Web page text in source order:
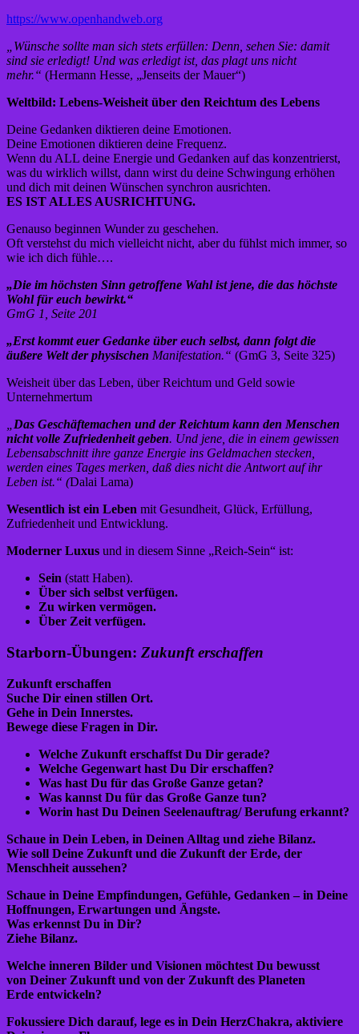
https://www.openhandweb.org
„Wünsche sollte man sich stets erfüllen: Denn, sehen Sie: damit
sind sie erledigt! Und was erledigt ist, das plagt uns nicht
mehr.“ (Hermann Hesse, „Jenseits der Mauer“)
Weltbild: Lebens-Weisheit über den Reichtum des Lebens
Deine Gedanken diktieren deine Emotionen.
Deine Emotionen diktieren deine Frequenz.
Wenn du ALL deine Energie und Gedanken auf das konzentrierst,
was du wirklich willst, dann wirst du deine Schwingung erhöhen
und dich mit deinen Wünschen synchron ausrichten.
ES IST ALLES AUSRICHTUNG.
Genauso beginnen Wunder zu geschehen.
Oft verstehst du mich vielleicht nicht, aber du fühlst mich immer, so
wie ich dich fühle….
„Die im höchsten Sinn getroffene Wahl ist jene, die das höchste
Wohl für euch bewirkt.“
GmG 1, Seite 201
„Erst kommt euer Gedanke über euch selbst, dann folgt die
äußere Welt der physischen Manifestation.“ (GmG 3, Seite 325)
Weisheit über das Leben, über Reichtum und Geld sowie
Unternehmertum
„Das Geschäftemachen und der Reichtum kann den Menschen
nicht volle Zufriedenheit geben. Und jene, die in einem gewissen
Lebensabschnitt ihre ganze Energie ins Geldmachen stecken,
werden eines Tages merken, daß dies nicht die Antwort auf ihr
Leben ist.“ (Dalai Lama)
Wesentlich ist ein Leben mit Gesundheit, Glück, Erfüllung,
Zufriedenheit und Entwicklung.
Moderner Luxus und in diesem Sinne „Reich-Sein“ ist:
Sein (statt Haben).
Über sich selbst verfügen.
Zu wirken vermögen.
Über Zeit verfügen.
Starborn-Übungen: Zukunft erschaffen
Zukunft erschaffen
Suche Dir einen stillen Ort.
Gehe in Dein Innerstes.
Bewege diese Fragen in Dir.
Welche Zukunft erschaffst Du Dir gerade?
Welche Gegenwart hast Du Dir erschaffen?
Was hast Du für das Große Ganze getan?
Was kannst Du für das Große Ganze tun?
Worin hast Du Deinen Seelenauftrag/ Berufung erkannt?
Schaue in Dein Leben, in Deinen Alltag und ziehe Bilanz.
Wie soll Deine Zukunft und die Zukunft der Erde, der
Menschheit aussehen?
Schaue in Deine Empfindungen, Gefühle, Gedanken –in Deine
Hoffnungen, Erwartungen und Ängste.
Was erkennst Du in Dir?
Ziehe Bilanz.
Welche inneren Bilder und Visionen möchtest Du bewusst
von Deiner Zukunft und von der Zukunft des Planeten
Erde entwickeln?
Fokussiere Dich darauf, lege es in Dein HerzChakra, aktiviere